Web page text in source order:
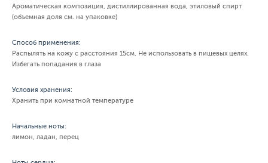
Ароматическая композиция, дистиллированная вода, этиловый спирт
(объемная доля см. на упаковке)
Способ применения:
Распылять на кожу с расстояния 15см. Не использовать в пищевых целях.
Избегать попадания в глаза
Условия хранения:
Хранить при комнатной температуре
Начальные ноты:
лимон, ладан, перец